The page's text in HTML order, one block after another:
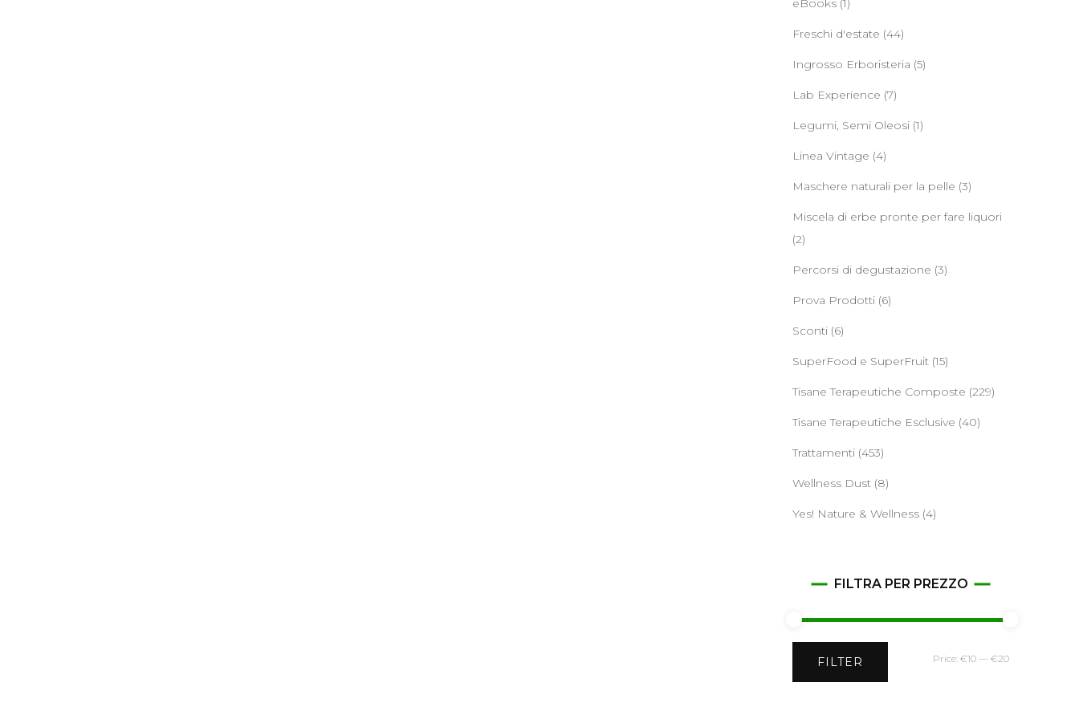
eBooks (1)
Freschi d'estate (44)
Ingrosso Erboristeria (5)
Lab Experience (7)
Legumi, Semi Oleosi (1)
Linea Vintage (4)
Maschere naturali per la pelle (3)
Miscela di erbe pronte per fare liquori
(2)
Percorsi di degustazione (3)
Prova Prodotti (6)
Sconti (6)
SuperFood e SuperFruit (15)
Tisane Terapeutiche Composte (229)
Tisane Terapeutiche Esclusive (40)
Trattamenti (453)
Wellness Dust (8)
Yes! Nature & Wellness (4)
FILTRA PER PREZZO
Min
Max
FILTER Price: €10 — €20